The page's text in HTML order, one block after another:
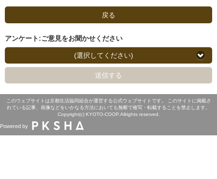
戻る
アンケート:ご意見をお聞かせください
(選択してください)
送信する
このウェブサイトは京都生活協同組合が運営する公式ウェブサイトです。 このサイトに掲載さ
れている記事、画像などをいかなる方法においても無断で複写・転載することを禁止します。
Copyright(c) KYOTO-COOP.Allrights reserved.
Powered by